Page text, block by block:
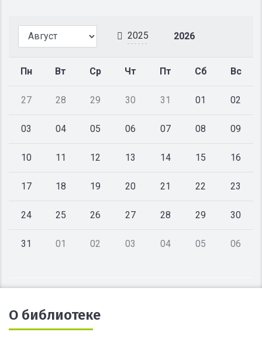
2025 2026
Пн Вт Ср Чт Пт Сб Вс
27 28 29 30 31 01 02
03 04 05 06 07 08 09
10 11 12 13 14 15 16
17 18 19 20 21 22 23
24 25 26 27 28 29 30
31 01 02 03 04 05 06
О библиотеке